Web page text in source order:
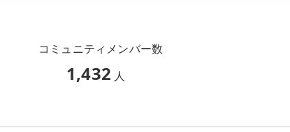
コミュニティメンバー数
1,432 人